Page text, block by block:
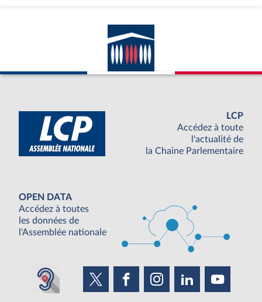
LCP
Accédez à toute
l'actualité de
la Chaine Parlementaire
OPEN DATA
Accédez à toutes
les données de
l'Assemblée nationale